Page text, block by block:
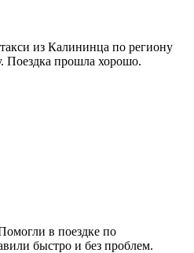
из Калининца по региону
Поездка прошла хорошо.
в поездке по
быстро и без проблем.